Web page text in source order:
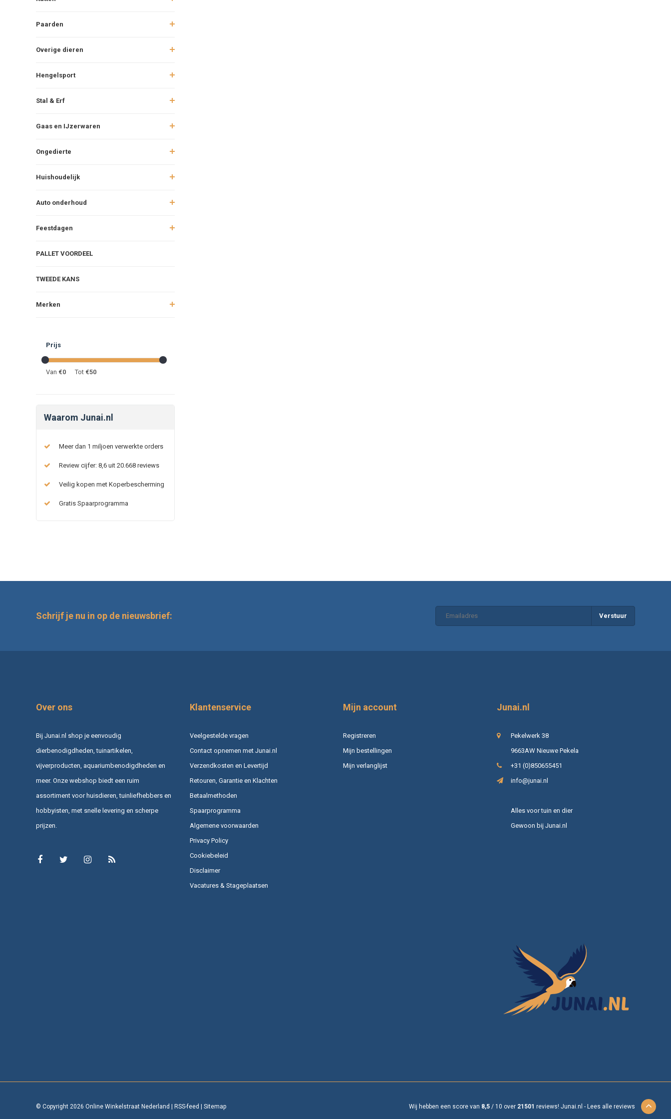
Paarden
Overige dieren
Hengelsport
Stal & Erf
Gaas en IJzerwaren
Ongedierte
Huishoudelijk
Auto onderhoud
Feestdagen
PALLET VOORDEEL
TWEEDE KANS
Merken
Prijs
Van €0 Tot €50
Waarom Junai.nl
Meer dan 1 miljoen verwerkte orders
Review cijfer: 8,6 uit 20.668 reviews
Veilig kopen met Koperbescherming
Gratis Spaarprogramma
Schrijf je nu in op de nieuwsbrief: Verstuur
Over ons
Bij Junai.nl shop je eenvoudig
dierbenodigdheden, tuinartikelen,
vijverproducten, aquariumbenodigdheden en
meer. Onze webshop biedt een ruim
assortiment voor huisdieren, tuinliefhebbers en
hobbyisten, met snelle levering en scherpe
prijzen.
Klantenservice
Veelgestelde vragen
Contact opnemen met Junai.nl
Verzendkosten en Levertijd
Retouren, Garantie en Klachten
Betaalmethoden
Spaarprogramma
Algemene voorwaarden
Privacy Policy
Cookiebeleid
Disclaimer
Vacatures & Stageplaatsen
Mijn account
Registreren
Mijn bestellingen
Mijn verlanglijst
Junai.nl
Pekelwerk 38
9663AW Nieuwe Pekela
+31 (0)850655451
info@junai.nl
Alles voor tuin en dier
Gewoon bij Junai.nl
© Copyright 2026 Online Winkelstraat Nederland | RSS-feed | Sitemap Wij hebben een score van 8,5 / 10 over 21501 reviews! Junai.nl - Lees alle reviews